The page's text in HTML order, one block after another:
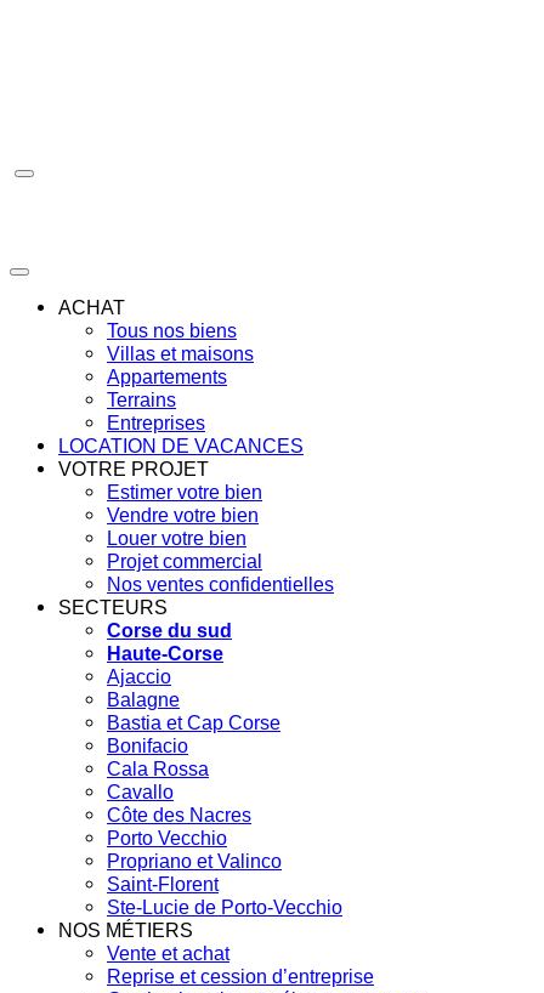
ACHAT
Tous nos biens
Villas et maisons
Appartements
Terrains
Entreprises
LOCATION DE VACANCES
VOTRE PROJET
Estimer votre bien
Vendre votre bien
Louer votre bien
Projet commercial
Nos ventes confidentielles
SECTEURS
Corse du sud
Haute-Corse
Ajaccio
Balagne
Bastia et Cap Corse
Bonifacio
Cala Rossa
Cavallo
Côte des Nacres
Porto Vecchio
Propriano et Valinco
Saint-Florent
Ste-Lucie de Porto-Vecchio
NOS MÉTIERS
Vente et achat
Reprise et cession d’entreprise